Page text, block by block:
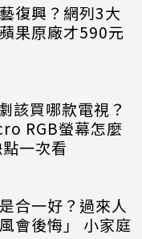
復興？網列3大
果原廠才590元
該買哪款電視？
RGB螢幕怎麼
一次看
合一好？過來人
會後悔」 小家庭